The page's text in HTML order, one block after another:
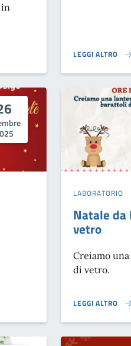
IN STRADA NON HA ETÀ}
LEGGI ALTRO
2 GIUGNO IN
LABORATORIO
Natale da
vetro
Creiamo
di vetro.
LEGGI ALTRO
NATALE DA RI-